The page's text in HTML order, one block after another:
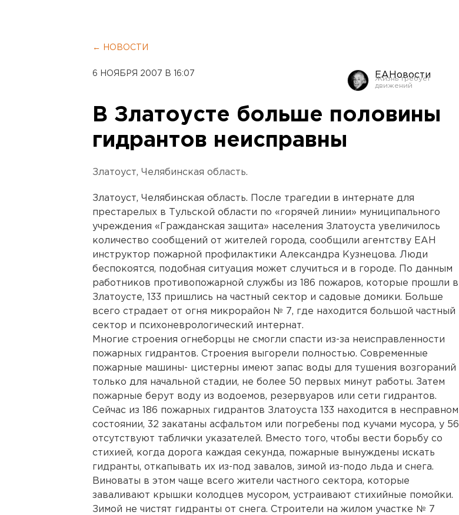
← НОВОСТИ
6 НОЯБРЯ 2007 В 16:07 ЕАНовости
В Златоусте больше половины
гидрантов неисправны
Златоуст, Челябинская область.
Златоуст, Челябинская область. После трагедии в интернате для
престарелых в Тульской области по «горячей линии» муниципального
учреждения «Гражданская защита» населения Златоуста увеличилось
количество сообщений от жителей города, сообщили агентству ЕАН
инструктор пожарной профилактики Александра Кузнецова. Люди
беспокоятся, подобная ситуация может случиться и в городе. По данным
работников противопожарной службы из 186 пожаров, которые прошли в
Златоусте, 133 пришлись на частный сектор и садовые домики. Больше
всего страдает от огня микрорайон № 7, где находится большой частный
сектор и психоневрологический интернат.
Многие строения огнеборцы не смогли спасти из-за неисправленности
пожарных гидрантов. Строения выгорели полностью. Современные
пожарные машины- цистерны имеют запас воды для тушения возгораний
только для начальной стадии, не более 50 первых минут работы. Затем
пожарные берут воду из водоемов, резервуаров или сети гидрантов.
Сейчас из 186 пожарных гидрантов Златоуста 133 находится в несправном
состоянии, 32 закатаны асфальтом или погребены под кучами мусора, у 56
отсутствуют таблички указателей. Вместо того, чтобы вести борьбу со
стихией, когда дорога каждая секунда, пожарные вынуждены искать
гидранты, откапывать их из-под завалов, зимой из-подо льда и снега.
Виноваты в этом чаще всего жители частного сектора, которые
заваливают крышки колодцев мусором, устраивают стихийные помойки.
Зимой не чистят гидранты от снега. Строители на жилом участке № 7